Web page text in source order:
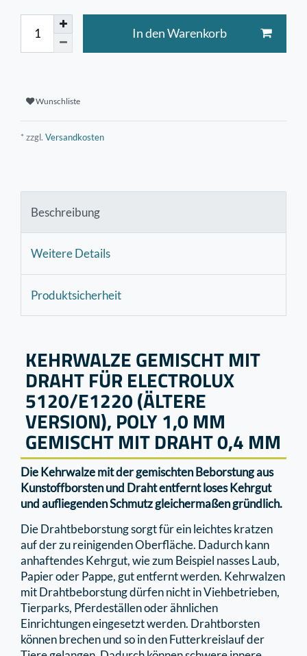
In den Warenkorb
Wunschliste
* zzgl. Versandkosten
Beschreibung
Weitere Details
Produktsicherheit
KEHRWALZE GEMISCHT MIT
DRAHT FÜR ELECTROLUX
5120/E1220 (ÄLTERE
VERSION), POLY 1,0 MM
GEMISCHT MIT DRAHT 0,4 MM
Die Kehrwalze mit der gemischten Beborstung aus
Kunstoffborsten und Draht entfernt loses Kehrgut
und aufliegenden Schmutz gleichermaßen gründlich.
Die Drahtbeborstung sorgt für ein leichtes kratzen
auf der zu reinigenden Oberfläche. Dadurch kann
anhaftendes Kehrgut, wie zum Beispiel nasses Laub,
Papier oder Pappe, gut entfernt werden. Kehrwalzen
mit Drahtbeborstung dürfen nicht in Viehbetrieben,
Tierparks, Pferdeställen oder ähnlichen
Einrichtungen eingesetzt werden. Drahtborsten
können brechen und so in den Futterkreislauf der